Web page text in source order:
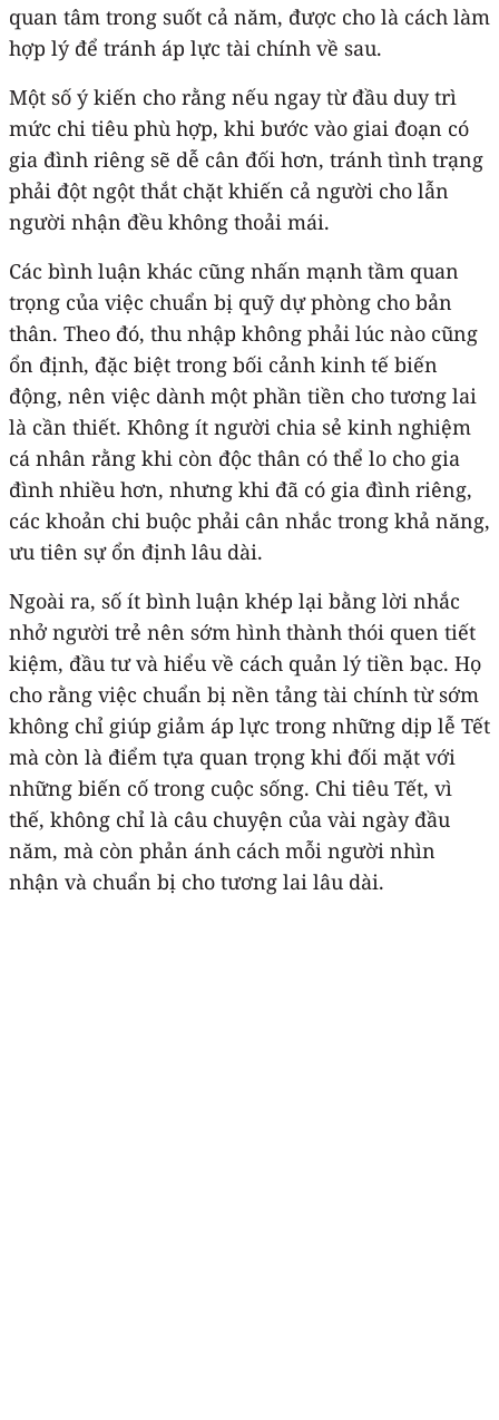
quan tâm trong suốt cả năm, được cho là cách làm
hợp lý để tránh áp lực tài chính về sau.
Một số ý kiến cho rằng nếu ngay từ đầu duy trì
mức chi tiêu phù hợp, khi bước vào giai đoạn có
gia đình riêng sẽ dễ cân đối hơn, tránh tình trạng
phải đột ngột thắt chặt khiến cả người cho lẫn
người nhận đều không thoải mái.
Các bình luận khác cũng nhấn mạnh tầm quan
trọng của việc chuẩn bị quỹ dự phòng cho bản
thân. Theo đó, thu nhập không phải lúc nào cũng
ổn định, đặc biệt trong bối cảnh kinh tế biến
động, nên việc dành một phần tiền cho tương lai
là cần thiết. Không ít người chia sẻ kinh nghiệm
cá nhân rằng khi còn độc thân có thể lo cho gia
đình nhiều hơn, nhưng khi đã có gia đình riêng,
các khoản chi buộc phải cân nhắc trong khả năng,
ưu tiên sự ổn định lâu dài.
Ngoài ra, số ít bình luận khép lại bằng lời nhắc
nhở người trẻ nên sớm hình thành thói quen tiết
kiệm, đầu tư và hiểu về cách quản lý tiền bạc. Họ
cho rằng việc chuẩn bị nền tảng tài chính từ sớm
không chỉ giúp giảm áp lực trong những dịp lễ Tết
mà còn là điểm tựa quan trọng khi đối mặt với
những biến cố trong cuộc sống. Chi tiêu Tết, vì
thế, không chỉ là câu chuyện của vài ngày đầu
năm, mà còn phản ánh cách mỗi người nhìn
nhận và chuẩn bị cho tương lai lâu dài.